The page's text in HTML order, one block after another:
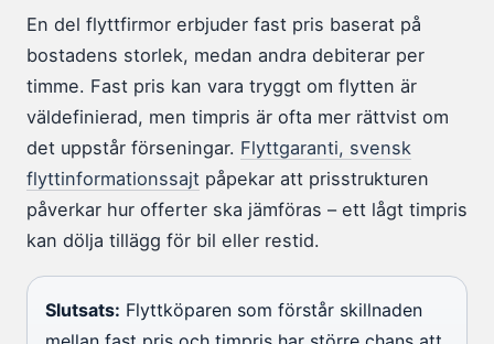
En del flyttfirmor erbjuder fast pris baserat på
bostadens storlek, medan andra debiterar per
timme. Fast pris kan vara tryggt om flytten är
väldefinierad, men timpris är ofta mer rättvist om
det uppstår förseningar. Flyttgaranti, svensk
flyttinformationssajt påpekar att prisstrukturen
påverkar hur offerter ska jämföras – ett lågt timpris
kan dölja tillägg för bil eller restid.
Slutsats: Flyttköparen som förstår skillnaden